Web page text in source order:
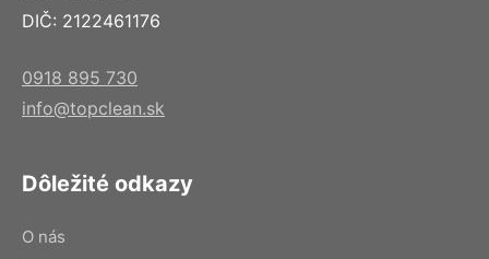
DIČ: 2122461176
0918 895 730
info@topclean.sk
Dôležité odkazy
O nás